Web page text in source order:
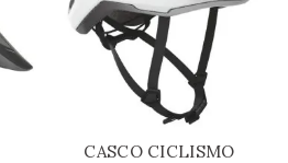
CASCO CICLISMO